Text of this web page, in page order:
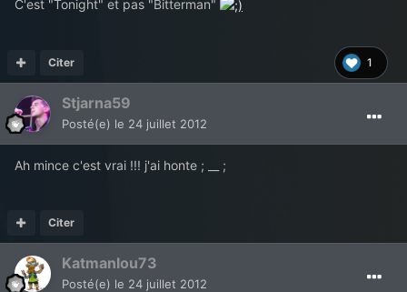
C'est "Tonight" et pas "Bitterman"
1
Citer
Stjarna59
Posté(e) le 24 juillet 2012
Ah mince c'est vrai !!! j'ai honte ; __ ;
Citer
Katmanlou73
Posté(e) le 24 juillet 2012